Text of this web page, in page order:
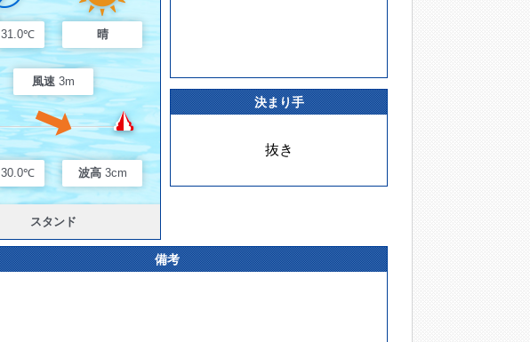
31.0℃ 晴
風速 3m
30.0℃ 波高 3cm
スタンド
決まり手
抜き
備考